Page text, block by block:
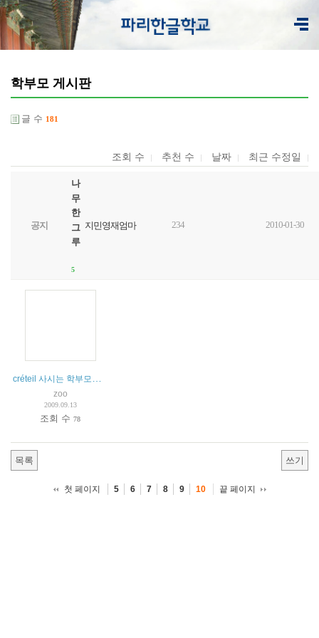
학부모 게시판
글 수 181
조회 수 추천 수 날짜 최근 수정일
공지
나
무
한
그
루
5
지민영재엄마 234 2010-01-30
zoo
2009.09.13
조회 수78
목록 쓰기
첫 페이지 5 6 7 8 9 10 끝 페이지